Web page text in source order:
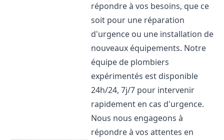
répondre à vos besoins, que ce
soit pour une réparation
d'urgence ou une installation de
nouveaux équipements. Notre
équipe de plombiers
expérimentés est disponible
24h/24, 7j/7 pour intervenir
rapidement en cas d'urgence.
Nous nous engageons à
répondre à vos attentes en